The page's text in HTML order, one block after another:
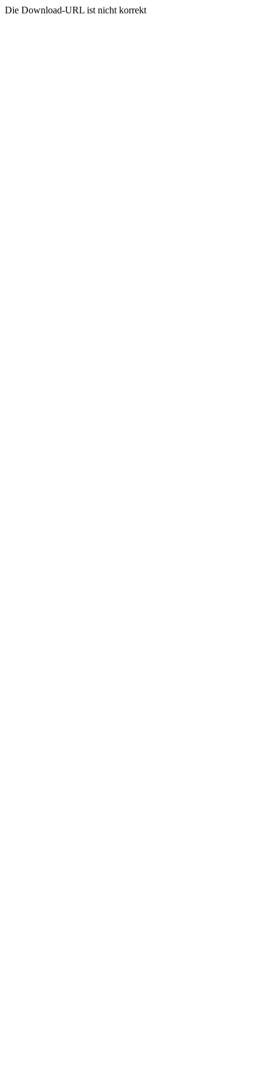
Die Download-URL ist nicht korrekt